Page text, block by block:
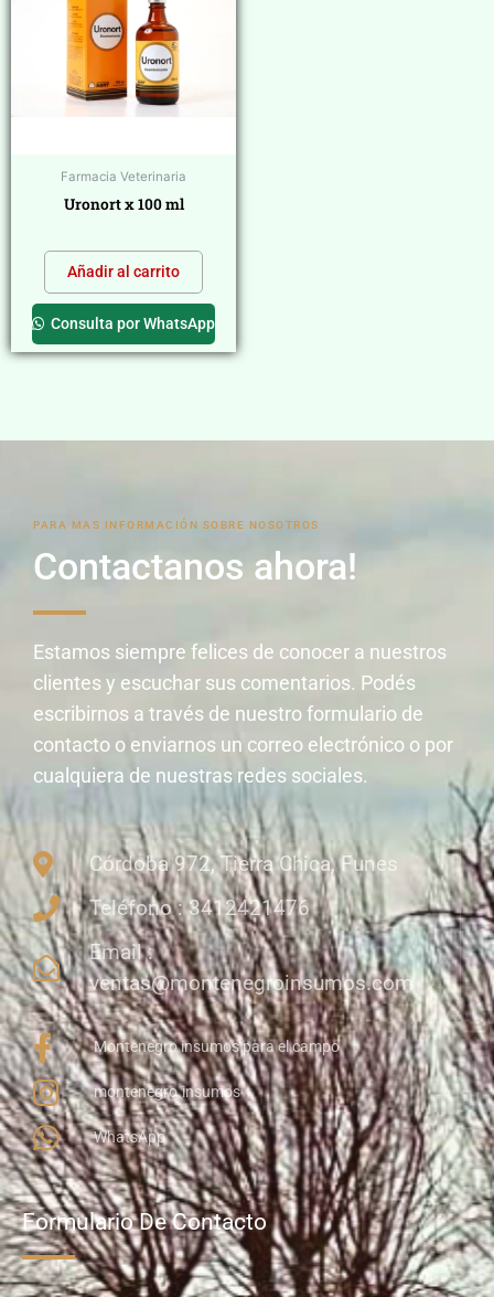
Farmacia Veterinaria
Uronort x 100 ml
Añadir al carrito
Consulta por WhatsApp
PARA MAS INFORMACIÓN SOBRE NOSOTROS
Contactanos ahora!
Estamos siempre felices de conocer a nuestros
clientes y escuchar sus comentarios. Podés
escribirnos a través de nuestro formulario de
contacto o enviarnos un correo electrónico o por
cualquiera de nuestras redes sociales.
Córdoba 972, Tierra Chica, Funes
Teléfono : 3412421476
Email :
ventas@montenegroinsumos.com
Montenegro insumos para el campo
montenegro.insumos
WhatsApp
Formulario De Contacto